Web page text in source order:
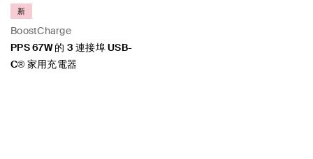
BoostCharge
新
PPS 67W 的 3 連接埠 USB-
C® 家用充電器